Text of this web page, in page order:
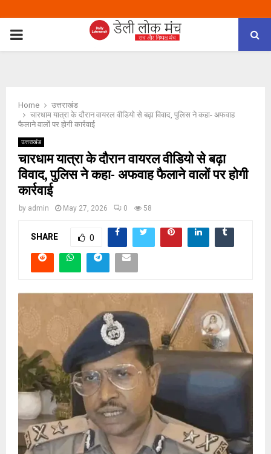
PRIMARY
Home
उत्तराखंड
चारधाम यात्रा के दौरान वायरल वीडियो से बढ़ा विवाद, पुलिस ने कहा- अफवाह
फैलाने वालों पर होगी कार्रवाई
उत्तराखंड
चारधाम यात्रा के दौरान वायरल वीडियो से बढ़ा
विवाद, पुलिस ने कहा- अफवाह फैलाने वालों पर होगी
कार्रवाई
by admin May 27, 2026 0 58
SHARE 0